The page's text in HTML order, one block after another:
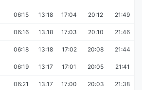
06:15 13:18 17:04 20:12 21:49
06:16 13:18 17:03 20:10 21:46
06:18 13:18 17:02 20:08 21:44
06:19 13:17 17:01 20:05 21:41
06:21 13:17 17:00 20:03 21:38